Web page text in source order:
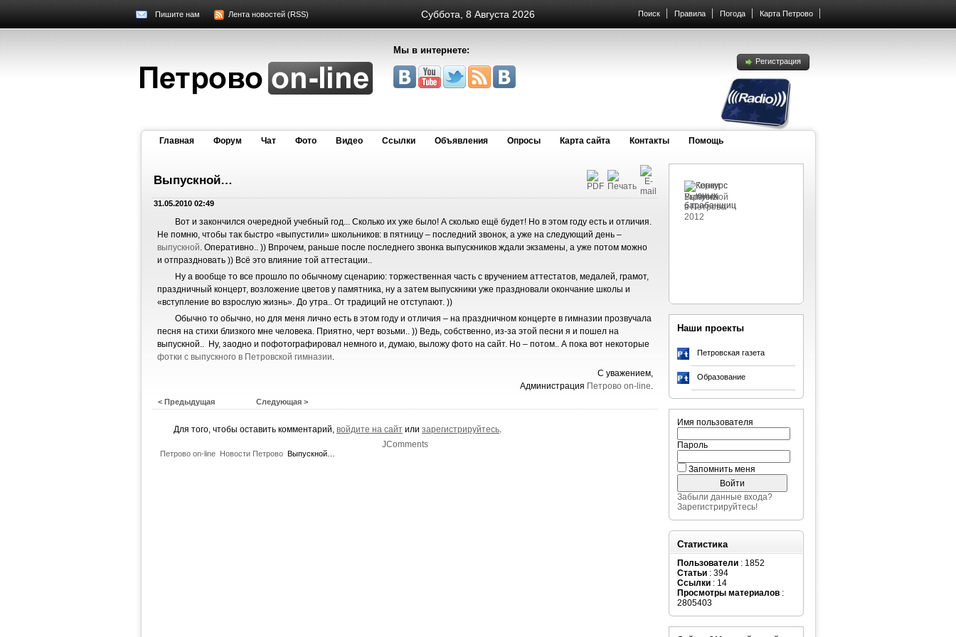
Суббота, 8 Августа 2026
Пишите нам Лента новостей (RSS) Поиск Правила Погода Карта Петрово
Мы в интернете:
Регистрация
Главная Форум Чат Фото Видео Cсылки Объявления Опросы Карта сайта Контакты Помощь
Выпускной…
31.05.2010 02:49
Вот и закончился очередной учебный год... Сколько их уже было! А сколько ещё будет! Но в этом году есть и отличия.
Не помню, чтобы так быстро «выпустили» школьников: в пятницу – последний звонок, а уже на следующий день –
выпускной. Оперативно.. )) Впрочем, раньше после последнего звонка выпускников ждали экзамены, а уже потом можно
и отпраздновать )) Всё это влияние той аттестации..
Ну а вообще то все прошло по обычному сценарию: торжественная часть с вручением аттестатов, медалей, грамот,
праздничный концерт, возложение цветов у памятника, ну а затем выпускники уже праздновали окончание школы и
«вступление во взрослую жизнь». До утра.. От традиций не отступают. ))
Обычно то обычно, но для меня лично есть в этом году и отличия – на праздничном концерте в гимназии прозвучала
песня на стихи близкого мне человека. Приятно, черт возьми.. )) Ведь, собственно, из-за этой песни я и пошел на
выпускной.. Ну, заодно и пофотографировал немного и, думаю, выложу фото на сайт. Но – потом.. А пока вот некоторые
фотки с выпускного в Петровской гимназии.
С уважением,
Администрация Петрово on-line.
< Предыдущая Следующая >
Для того, чтобы оставить комментарий, войдите на сайт или зарегистрируйтесь.
JComments
Петрово on-line Новости Петрово Выпускной…
Наши проекты
Петровская газета
Образование
Имя пользователя
Пароль
Запомнить меня
Забыли данные входа?
Зарегистрируйтесь!
Статистика
Пользователи : 1852
Статьи : 394
Ссылки : 14
Просмотры материалов :
2805403